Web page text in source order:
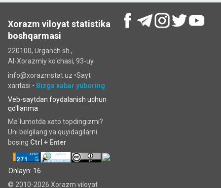
Xorazm viloyat statistika
boshqarmasi
220100, Urganch sh.,
Al-Xorazmiy ko‘chаsi, 93-uy
info@xorazmstat.uz •Sayt
xaritasi • Bizga xabar yuboring
Veb-saytdan foydalanish uchun
qo'llanma
Ma`lumotda xato topdingizmi?
Uni belgilang va quyidagilarni
bosing Ctrl + Enter
Onlayn: 16
© 2010-2026 Xorazm viloyat